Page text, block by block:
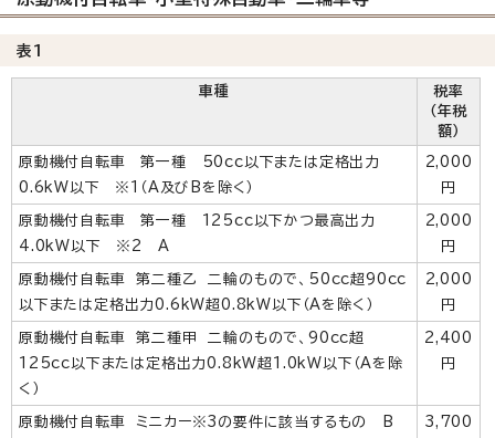
表1
車種
税率
（年税
額）
原動機付自転車 第一種 50cc以下または定格出力
0.6kW以下 ※1（A及びBを除く）
2,000
円
原動機付自転車 第一種 125cc以下かつ最高出力
4.0kW以下 ※2 A
2,000
円
原動機付自転車 第二種乙 二輪のもので、50cc超90cc
以下または定格出力0.6kW超0.8kW以下（Aを除く）
2,000
円
原動機付自転車 第二種甲 二輪のもので、90cc超
125cc以下または定格出力0.8kW超1.0kW以下（Aを除
く）
2,400
円
原動機付自転車 ミニカー※3の要件に該当するもの B
3,700